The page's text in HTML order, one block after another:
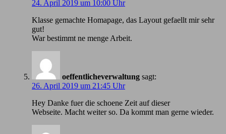
24. April 2019 um 10:00 Uhr
Klasse gemachte Homapage, das Layout gefaellt mir sehr
gut!
War bestimmt ne menge Arbeit.
oeffentlicheverwaltung sagt:
26. April 2019 um 21:45 Uhr
Hey Danke fuer die schoene Zeit auf dieser
Webseite. Macht weiter so. Da kommt man gerne wieder.